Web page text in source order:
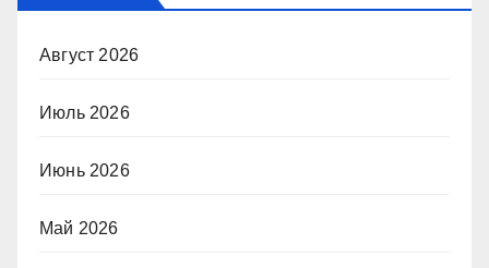
Август 2026
Июль 2026
Июнь 2026
Май 2026